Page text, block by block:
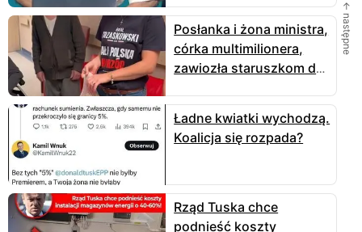
Posłanka i żona ministra,
córka multimilionera,
zawiozła staruszkom do
głos na Trzaskowskiego
Ładne kwiatki wychodzą.
Koalicja się rozpada?
Rząd Tuska chce
podnieść koszty
← następne